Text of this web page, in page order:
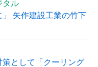
タル
」 矢作建設工業の竹下
として「クーリング